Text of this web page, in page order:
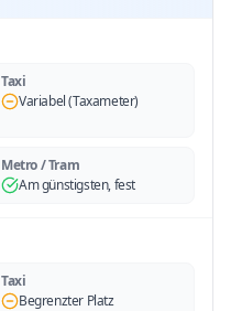
Taxi
Variabel (Taxameter)
Metro / Tram
Am günstigsten, fest
Taxi
Begrenzter Platz